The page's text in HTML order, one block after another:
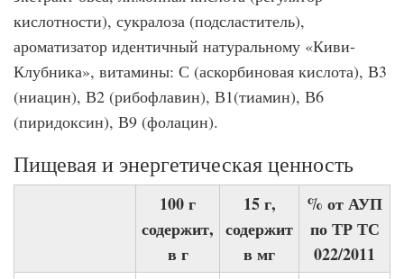
кислотности), сукралоза (подсластитель),
ароматизатор идентичный натуральному «Киви-
Клубника», витамины: С (аскорбиновая кислота), В3
(ниацин), В2 (рибофлавин), В1(тиамин), В6
(пиридоксин), В9 (фолацин).
Пищевая и энергетическая ценность
100 г
содержит,
в г
15 г,
содержит
в мг
% от АУП
по ТР ТС
022/2011